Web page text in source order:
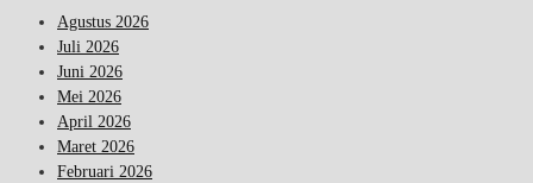
Agustus 2026
Juli 2026
Juni 2026
Mei 2026
April 2026
Maret 2026
Februari 2026